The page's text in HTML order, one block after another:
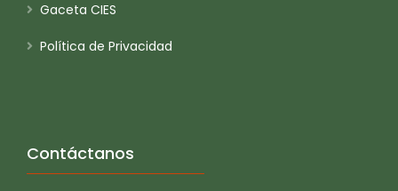
Gaceta CIES
Política de Privacidad
Contáctanos